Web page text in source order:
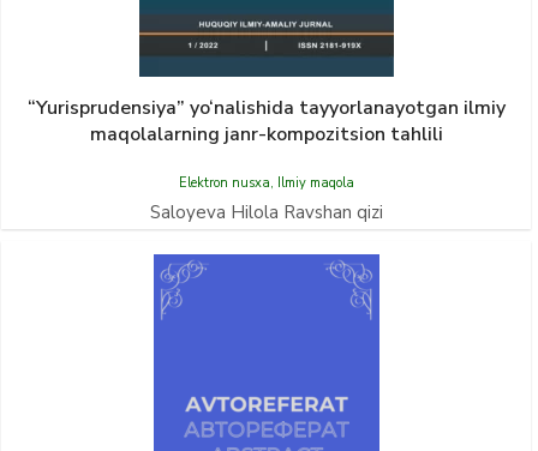
“Yurisprudensiya” yo‘nalishida tayyorlanayotgan ilmiy
maqolalarning janr-kompozitsion tahlili
Elektron nusxa, Ilmiy maqola
Saloyeva Hilola Ravshan qizi